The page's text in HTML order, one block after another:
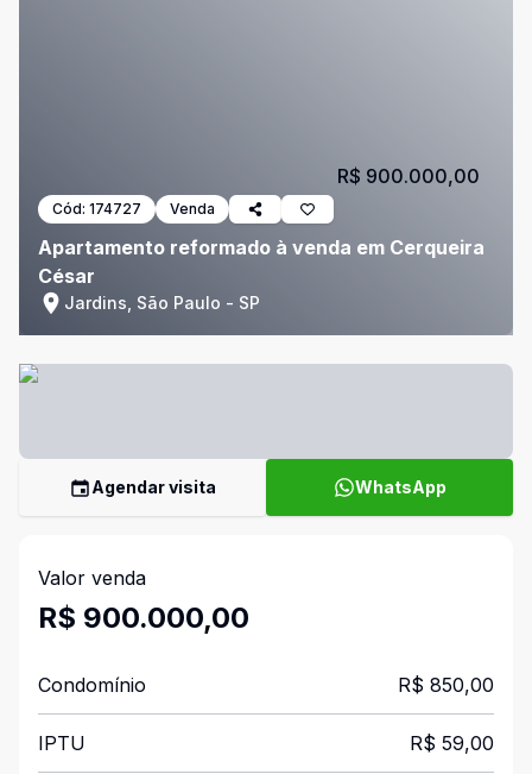
Cód: 174727 Venda
Apartamento reformado à venda em Cerqueira
César
Jardins, São Paulo - SP
R$ 900.000,00
Agendar visita WhatsApp
Valor venda
R$ 900.000,00
Condomínio R$ 850,00
IPTU R$ 59,00